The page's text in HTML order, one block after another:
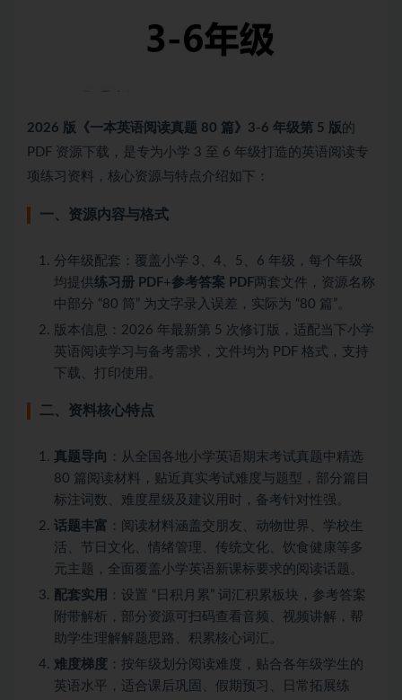
2026 版《一本英语阅读真题 80 篇》3-6 年级第 5 版 的
PDF 资源下载，是专为小学 3 至 6 年级打造的英语阅读专
项练习资料，核心资源与特点介绍如下：
一、资源内容与格式
分年级配套：覆盖小学 3、4、5、6 年级，每个年级
均提供练习册 PDF+参考答案 PDF两套文件，资源名称
中部分 “80 筒” 为文字录入误差，实际为 “80 篇”。
版本信息：2026 年最新第 5 次修订版，适配当下小学
英语阅读学习与备考需求，文件均为 PDF 格式，支持
下载、打印使用。
二、资料核心特点
真题导向 ：从全国各地小学英语期末考试真题中精选
80 篇阅读材料，贴近真实考试难度与题型，部分篇目
标注词数、难度星级及建议用时，备考针对性强。
话题丰富 ：阅读材料涵盖交朋友、动物世界、学校生
活、节日文化、情绪管理、传统文化、饮食健康等多
元主题，全面覆盖小学英语新课标要求的阅读话题。
配套实用
：设置 “日积月累” 词汇积累板块，参考答案
附带解析，部分资源可扫码查看音频、视频讲解，帮
助学生理解解题思路、积累核心词汇。
难度梯度 ：按年级划分阅读难度，贴合各年级学生的
英语水平，适合课后巩固、假期预习、日常拓展练